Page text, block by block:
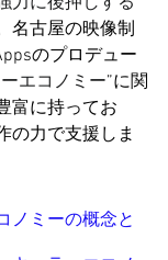
名古屋の映像制
のプロデュー
エコノミー”に関
富に持ってお
の力で支援しま
ノミーの概念と